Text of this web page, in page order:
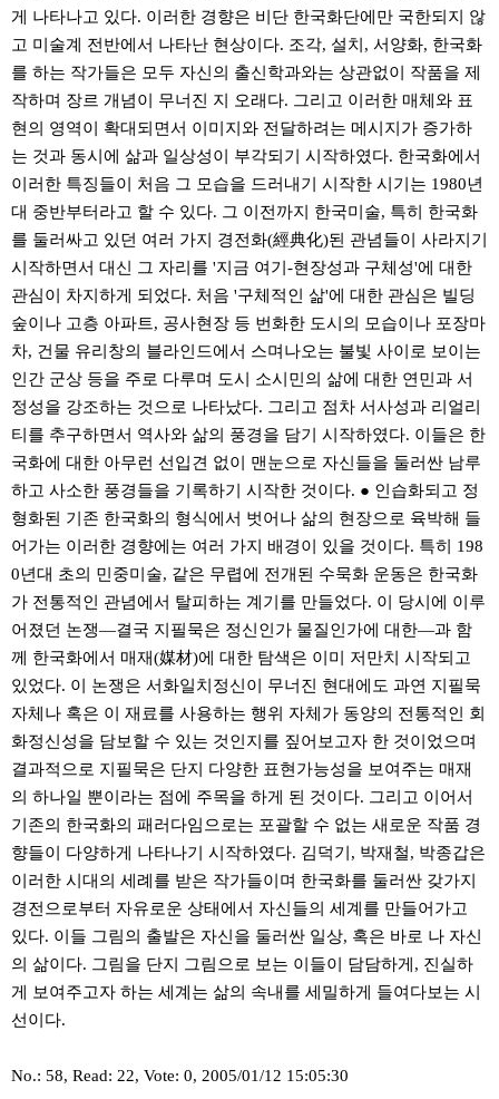
게 나타나고 있다. 이러한 경향은 비단 한국화단에만 국한되지 않
고 미술계 전반에서 나타난 현상이다. 조각, 설치, 서양화, 한국화
를 하는 작가들은 모두 자신의 출신학과와는 상관없이 작품을 제
작하며 장르 개념이 무너진 지 오래다. 그리고 이러한 매체와 표
현의 영역이 확대되면서 이미지와 전달하려는 메시지가 증가하
는 것과 동시에 삶과 일상성이 부각되기 시작하였다. 한국화에서
이러한 특징들이 처음 그 모습을 드러내기 시작한 시기는 1980년
대 중반부터라고 할 수 있다. 그 이전까지 한국미술, 특히 한국화
를 둘러싸고 있던 여러 가지 경전화(經典化)된 관념들이 사라지기
시작하면서 대신 그 자리를 '지금 여기-현장성과 구체성'에 대한
관심이 차지하게 되었다. 처음 '구체적인 삶'에 대한 관심은 빌딩
숲이나 고층 아파트, 공사현장 등 번화한 도시의 모습이나 포장마
차, 건물 유리창의 블라인드에서 스며나오는 불빛 사이로 보이는
인간 군상 등을 주로 다루며 도시 소시민의 삶에 대한 연민과 서
정성을 강조하는 것으로 나타났다. 그리고 점차 서사성과 리얼리
티를 추구하면서 역사와 삶의 풍경을 담기 시작하였다. 이들은 한
국화에 대한 아무런 선입견 없이 맨눈으로 자신들을 둘러싼 남루
하고 사소한 풍경들을 기록하기 시작한 것이다. ● 인습화되고 정
형화된 기존 한국화의 형식에서 벗어나 삶의 현장으로 육박해 들
어가는 이러한 경향에는 여러 가지 배경이 있을 것이다. 특히 198
0년대 초의 민중미술, 같은 무렵에 전개된 수묵화 운동은 한국화
가 전통적인 관념에서 탈피하는 계기를 만들었다. 이 당시에 이루
어졌던 논쟁―결국 지필묵은 정신인가 물질인가에 대한―과 함
께 한국화에서 매재(媒材)에 대한 탐색은 이미 저만치 시작되고
있었다. 이 논쟁은 서화일치정신이 무너진 현대에도 과연 지필묵
자체나 혹은 이 재료를 사용하는 행위 자체가 동양의 전통적인 회
화정신성을 담보할 수 있는 것인지를 짚어보고자 한 것이었으며
결과적으로 지필묵은 단지 다양한 표현가능성을 보여주는 매재
의 하나일 뿐이라는 점에 주목을 하게 된 것이다. 그리고 이어서
기존의 한국화의 패러다임으로는 포괄할 수 없는 새로운 작품 경
향들이 다양하게 나타나기 시작하였다. 김덕기, 박재철, 박종갑은
이러한 시대의 세례를 받은 작가들이며 한국화를 둘러싼 갖가지
경전으로부터 자유로운 상태에서 자신들의 세계를 만들어가고
있다. 이들 그림의 출발은 자신을 둘러싼 일상, 혹은 바로 나 자신
의 삶이다. 그림을 단지 그림으로 보는 이들이 담담하게, 진실하
게 보여주고자 하는 세계는 삶의 속내를 세밀하게 들여다보는 시
선이다.
No.: 58, Read: 22, Vote: 0, 2005/01/12 15:05:30